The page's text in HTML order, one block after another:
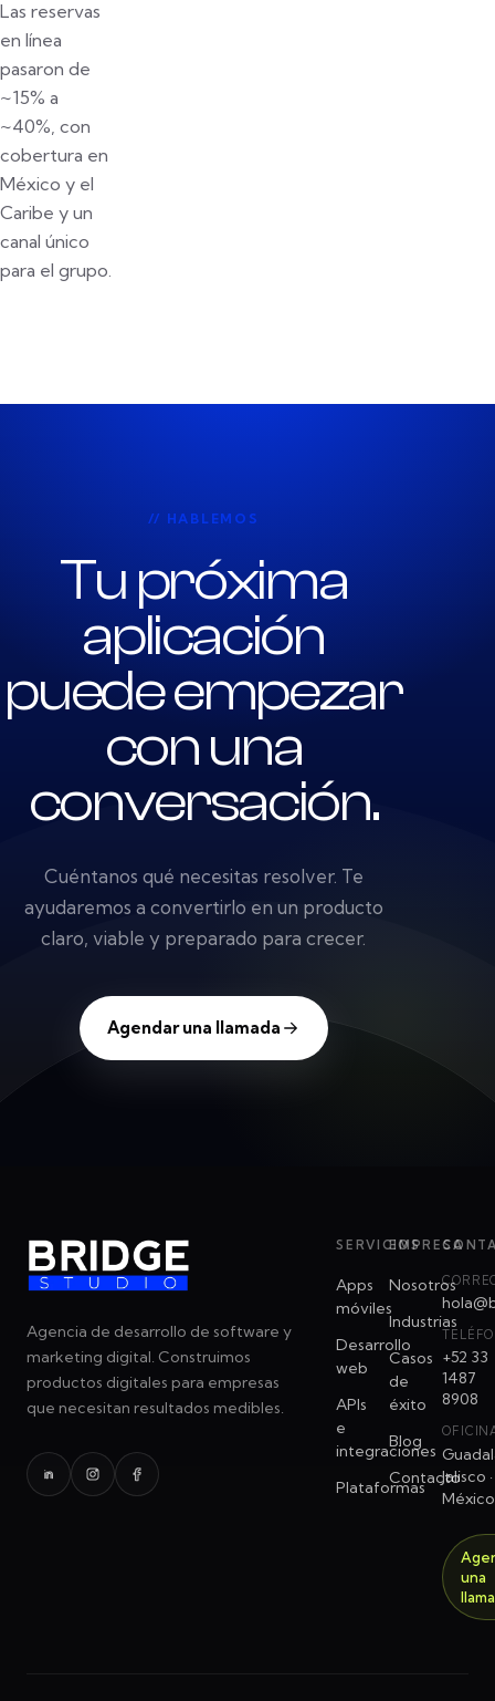
Las reservas
en línea
pasaron de
~15% a
~40%, con
cobertura en
México y el
Caribe y un
canal único
para el grupo.
// HABLEMOS
Tu próxima
aplicación
puede empezar
con una
conversación.
Cuéntanos qué necesitas resolver. Te
ayudaremos a convertirlo en un producto
claro, viable y preparado para crecer.
Agendar una llamada
Agencia de desarrollo de software y
marketing digital. Construimos
productos digitales para empresas
que necesitan resultados medibles.
SERVICIOS
Apps
móviles
Desarrollo
web
APIs
e
integraciones
Plataformas
EMPRESA
Nosotros
Industrias
Casos
de
éxito
Blog
Contacto
+52 33
1487
8908
Jalisco ·
México
una